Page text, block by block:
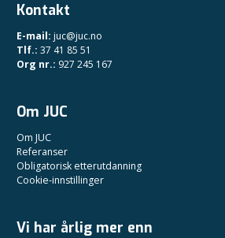
Kontakt
E-mail: juc@juc.no
Tlf.: 37 41 85 51
Org nr.: 927 245 167
Om JUC
Om JUC
Referanser
Obligatorisk etterutdanning
Cookie-innstillinger
Vi har årlig mer enn